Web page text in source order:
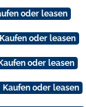
oder leasen
oder leasen
oder leasen
oder leasen